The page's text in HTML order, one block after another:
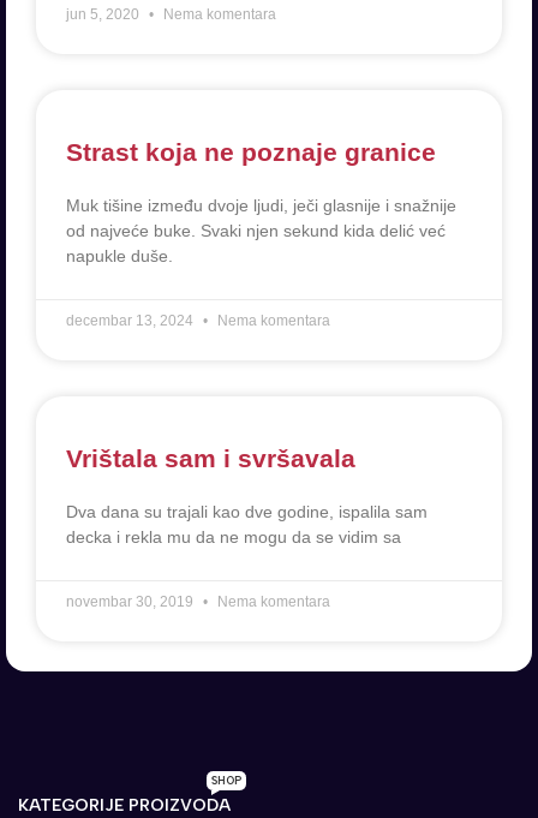
jun 5, 2020 Nema komentara
Strast koja ne poznaje granice
Muk tišine između dvoje ljudi, ječi glasnije i snažnije
od najveće buke. Svaki njen sekund kida delić već
napukle duše.
decembar 13, 2024 Nema komentara
Vrištala sam i svršavala
Dva dana su trajali kao dve godine, ispalila sam
decka i rekla mu da ne mogu da se vidim sa
novembar 30, 2019 Nema komentara
KATEGORIJE PROIZVODA
SHOP